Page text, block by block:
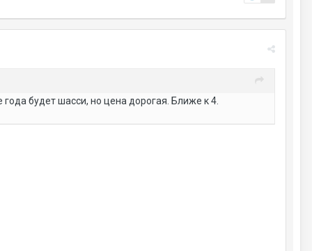
будет шасси, но цена дорогая. Ближе к 4.